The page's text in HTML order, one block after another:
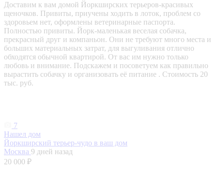
Доставим к вам домой Йоркширских терьеров-красивых
щеночков. Привиты, приучены ходить в лоток, проблем со
здоровьем нет, оформлены ветеринарные паспорта.
Полностью привиты. Йорк-маленькая веселая собачка,
прекрасный друг и компаньон. Они не требуют много места и
больших материальных затрат, для выгуливания отлично
обходятся обычной квартирой. От вас им нужно только
любовь и внимание. Подскажем и посоветуем как правильно
вырастить собачку и организовать её питание . Стоимость 20
тыс. руб.
7
Нашел дом
Йоркширский терьер-чудо в ваш дом
Москва 9 дней назад
20 000 ₽